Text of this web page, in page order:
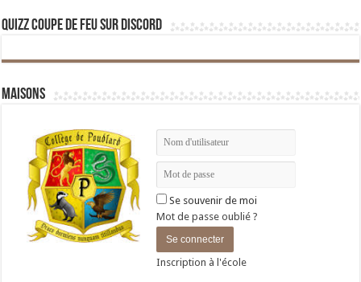
Quizz Coupe de Feu sur Discord
Maisons
Se souvenir de moi
Mot de passe oublié ?
Inscription à l'école